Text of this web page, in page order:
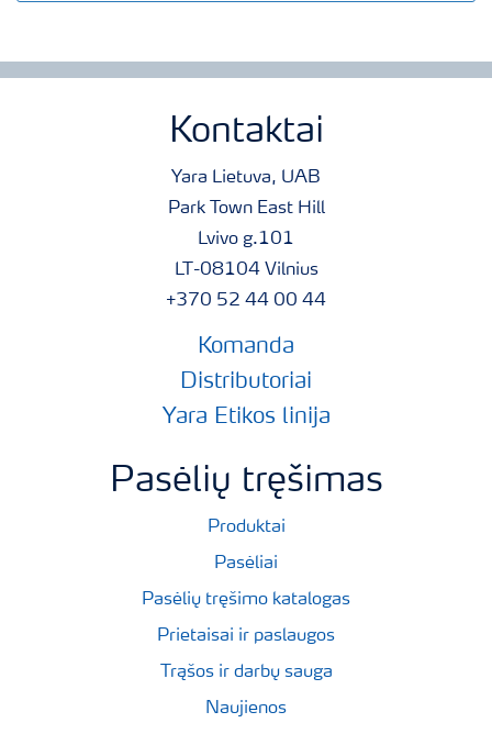
Kontaktai
Yara Lietuva, UAB
Park Town East Hill
Lvivo g.101
LT-08104 Vilnius
+370 52 44 00 44
Komanda
Distributoriai
Yara Etikos linija
Pasėlių tręšimas
Produktai
Pasėliai
Pasėlių tręšimo katalogas
Prietaisai ir paslaugos
Trąšos ir darbų sauga
Naujienos